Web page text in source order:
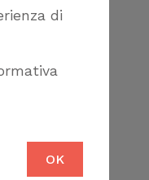
di
OK
di Genova